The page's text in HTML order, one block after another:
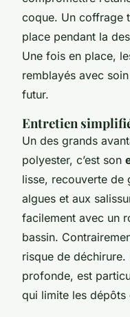
coque. Un coffrage
place pendant la
Une fois en place,
remblayés avec
futur.
Entretien
Un des grands
polyester, c’est son
lisse, recouverte de
algues et aux
facilement avec un
bassin.
risque de
profonde, est
qui limite les